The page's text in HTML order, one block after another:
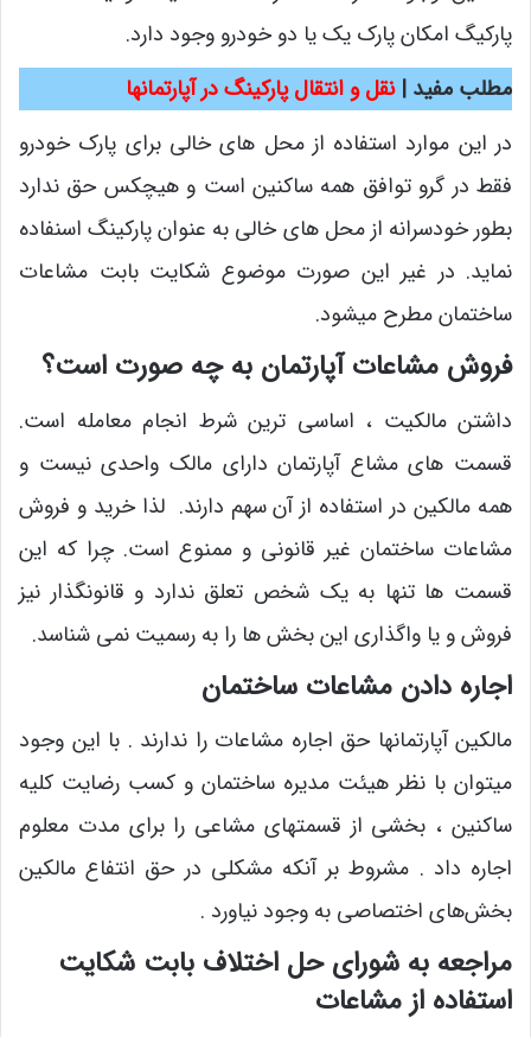
پارکیگ امکان پارک یک یا دو خودرو وجود دارد.
مطلب مفید |نقل و انتقال پارکینگ در آپارتمانها
در این موارد استفاده از محل های خالی برای پارک خودرو
فقط در گرو توافق همه ساکنین است و هیچکس حق ندارد
بطور خودسرانه از محل های خالی به عنوان پارکینگ اسنفاده
نماید. در غیر این صورت موضوع شکایت بابت مشاعات
ساختمان مطرح میشود.
فروش مشاعات آپارتمان به چه صورت است؟
داشتن مالکیت ، اساسی ترین شرط انجام معامله است.
قسمت های مشاع آپارتمان دارای مالک واحدی نیست و
همه مالکین در استفاده از آن سهم دارند. لذا خرید و فروش
مشاعات ساختمان غیر قانونی و ممنوع است. چرا که این
قسمت ها تنها به یک شخص تعلق ندارد و قانونگذار نیز
فروش و یا واگذاری این بخش ها را به رسمیت نمی شناسد.
اجاره دادن مشاعات ساختمان
مالکین آپارتمانها حق اجاره مشاعات را ندارند . با این وجود
میتوان با نظر هیئت مدیره ساختمان و کسب رضایت کلیه
ساکنین ، بخشی از قسمتهای مشاعی را برای مدت معلوم
اجاره داد . مشروط بر آنکه مشکلی در حق انتفاع مالکین
بخش‌های اختصاصی به وجود نیاورد .
مراجعه به شورای حل اختلاف بابت شکایت
استفاده از مشاعات